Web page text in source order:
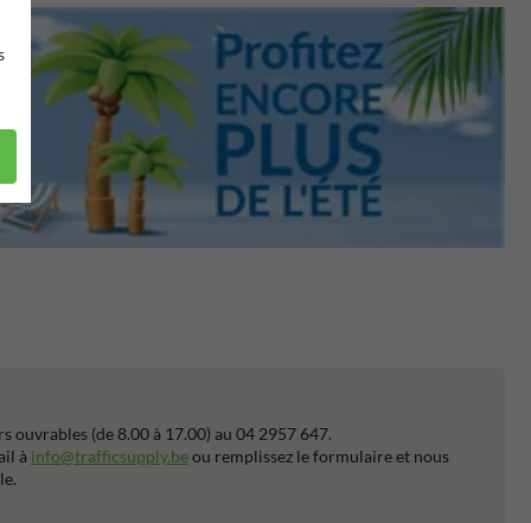
ouvrables (de 8.00 à 17.00) au 04 2957 647.
à info@trafficsupply.beou remplissez le formulaire et nous